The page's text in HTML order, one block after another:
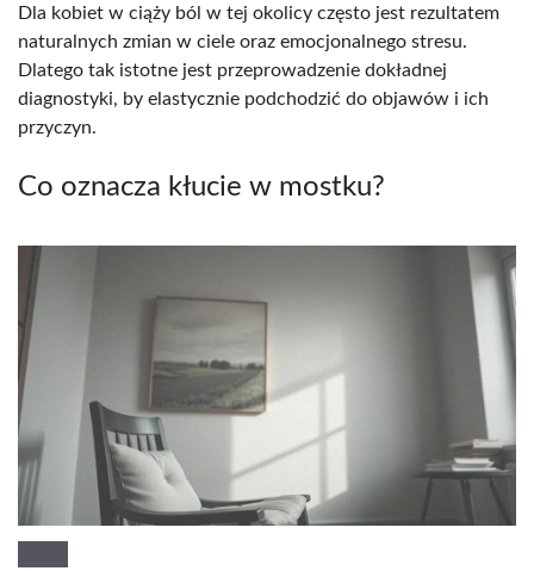
Dla kobiet w ciąży ból w tej okolicy często jest rezultatem
naturalnych zmian w ciele oraz emocjonalnego stresu.
Dlatego tak istotne jest przeprowadzenie dokładnej
diagnostyki, by elastycznie podchodzić do objawów i ich
przyczyn.
Co oznacza kłucie w mostku?